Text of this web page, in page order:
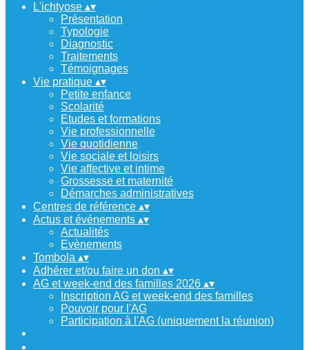
L'ichtyose ▴▾
Présentation
Typologie
Diagnostic
Traitements
Témoignages
Vie pratique ▴▾
Petite enfance
Scolarité
Etudes et formations
Vie professionnelle
Vie quotidienne
Vie sociale et loisirs
Vie affective et intime
Grossesse et maternité
Démarches administratives
Centres de référence ▴▾
Actus et événements ▴▾
Actualités
Evènements
Tombola ▴▾
Adhérer et/ou faire un don ▴▾
AG et week-end des familles 2026 ▴▾
Inscription AG et week-end des familles
Pouvoir pour l'AG
Participation à l'AG (uniquement la réunion)